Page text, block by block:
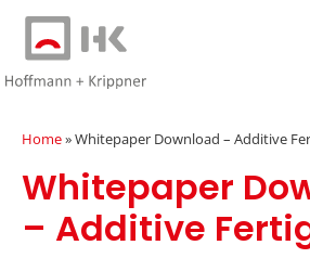
Home»Whitepaper Download – Additive
Whitepaper
– Additive